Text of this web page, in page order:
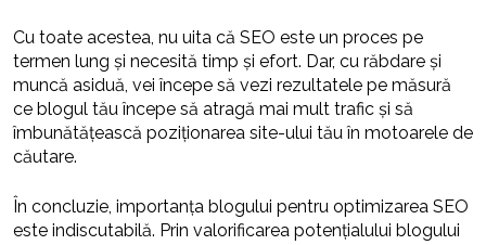
Cu toate acestea, nu uita că SEO este un proces pe
termen lung și necesită timp și efort. Dar, cu răbdare și
muncă asiduă, vei începe să vezi rezultatele pe măsură
ce blogul tău începe să atragă mai mult trafic și să
îmbunătățească poziționarea site-ului tău în motoarele de
căutare.
În concluzie, importanța blogului pentru optimizarea SEO
este indiscutabilă. Prin valorificarea potențialului blogului